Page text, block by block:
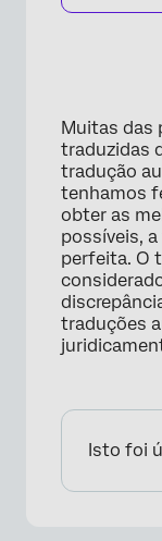
Muitas das
traduzidas
tradução
tenhamos
obter as
possíveis,
perfeita. O
traduções
Isto foi